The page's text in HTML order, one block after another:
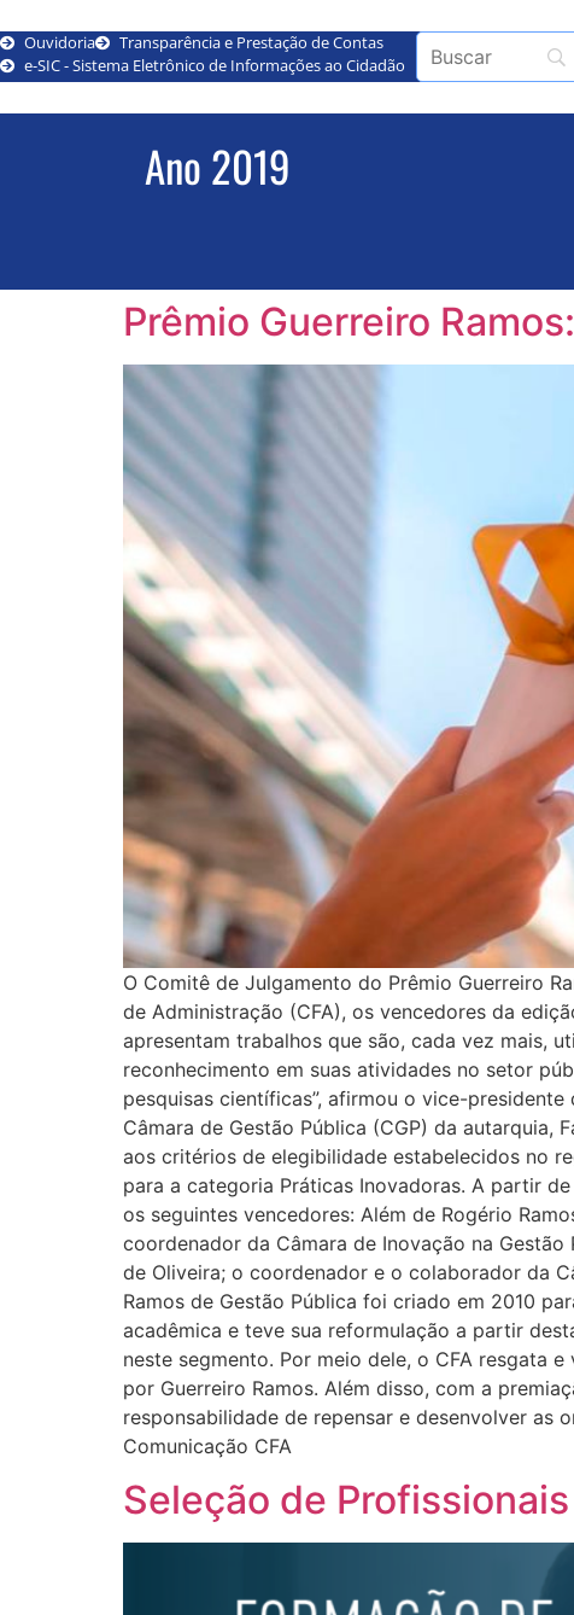
Ouvidoria
Transparência e Prestação de Contas
e-SIC - Sistema Eletrônico de Informações ao Cidadão
Ano 2019
Prêmio Guerreiro
O Comitê de Julgamento do Prêmio Guerreiro
de Administração (CFA), os vencedores da
apresentam trabalhos que são, cada vez mais,
reconhecimento em suas atividades no setor
pesquisas científicas”, afirmou o vice-
Câmara de Gestão Pública (CGP) da autarquia,
aos critérios de elegibilidade estabelecidos no
para a categoria Práticas Inovadoras. A partir
os seguintes vencedores: Além de Rogério
coordenador da Câmara de Inovação na
de Oliveira; o coordenador e o colaborador da
Ramos de Gestão Pública foi criado em 2010
acadêmica e teve sua reformulação a partir
neste segmento. Por meio dele, o CFA resgata
por Guerreiro Ramos. Além disso, com a
responsabilidade de repensar e desenvolver as
Comunicação CFA
Seleção de